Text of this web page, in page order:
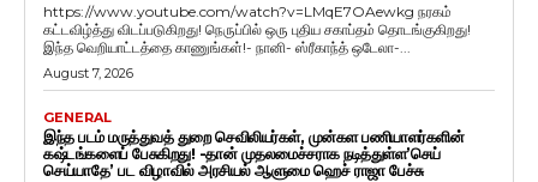
https://www.youtube.com/watch?v=LMqE7OAewkg நரகம்
கட்டவிழ்த்து விடப்படுகிறது! நெருப்பில் ஒரு புதிய சகாப்தம் தொடங்குகிறது!
இந்த வெறியாட்டத்தை காணுங்கள்!- நானி- ஸ்ரீகாந்த் ஒடேலா-...
August 7, 2026
GENERAL
இந்த படம் மருத்துவத் துறை செவிலியர்கள், முன்கள பணியாளர்களின்
கஷ்டங்களைப் பேசுகிறது! -தான் முதலமைச்சராக நடித்துள்ள’செய்
செய்யாதே’ பட விழாவில் அரசியல் ஆளுமை ஹெச் ராஜா பேச்சு